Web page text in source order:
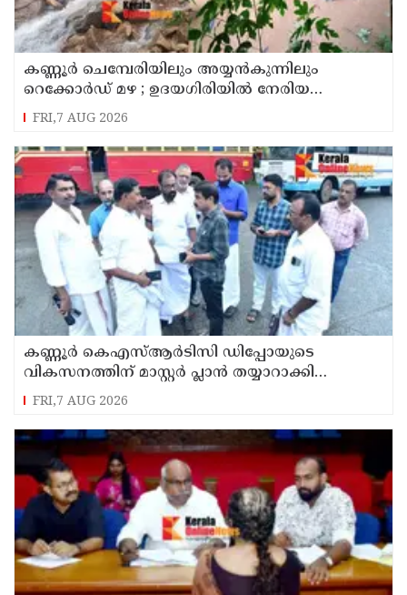
കണ്ണൂർ ചെമ്പേരിയിലും അയ്യൻകുന്നിലും
റെക്കോർഡ് മഴ ; ഉദയഗിരിയിൽ നേരിയ
ഉരുൾപൊട്ടൽ; 13 പേരെ ക്യാമ്പിലേക്ക് മാറ്റി
FRI,7 AUG 2026
കണ്ണൂർ കെഎസ്ആർടിസി ഡിപ്പോയുടെ
വികസനത്തിന് മാസ്റ്റർ പ്ലാൻ തയ്യാറാക്കി
സമർപ്പിക്കും : ടി ഒ മോഹനൻ എം എൽ എ
FRI,7 AUG 2026